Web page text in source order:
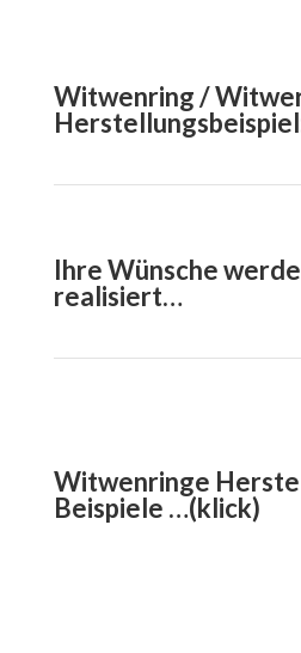
Witwenring /
Ihre Wünsche
realisiert…
Witwenringe
Beispiele …(klick)